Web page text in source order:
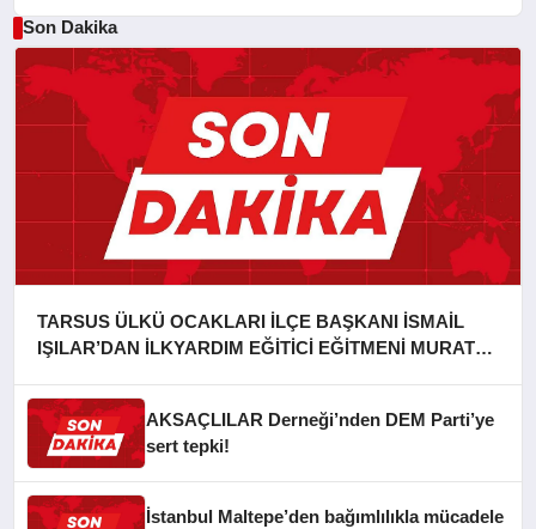
Son Dakika
TARSUS ÜLKÜ OCAKLARI İLÇE BAŞKANI İSMAİL
IŞILAR’DAN İLKYARDIM EĞİTİCİ EĞİTMENİ MURAT
AKSAÇLILAR Derneği’nden DEM Parti’ye
sert tepki!
İstanbul Maltepe’den bağımlılıkla mücadele